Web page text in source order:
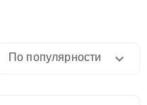
По популярности